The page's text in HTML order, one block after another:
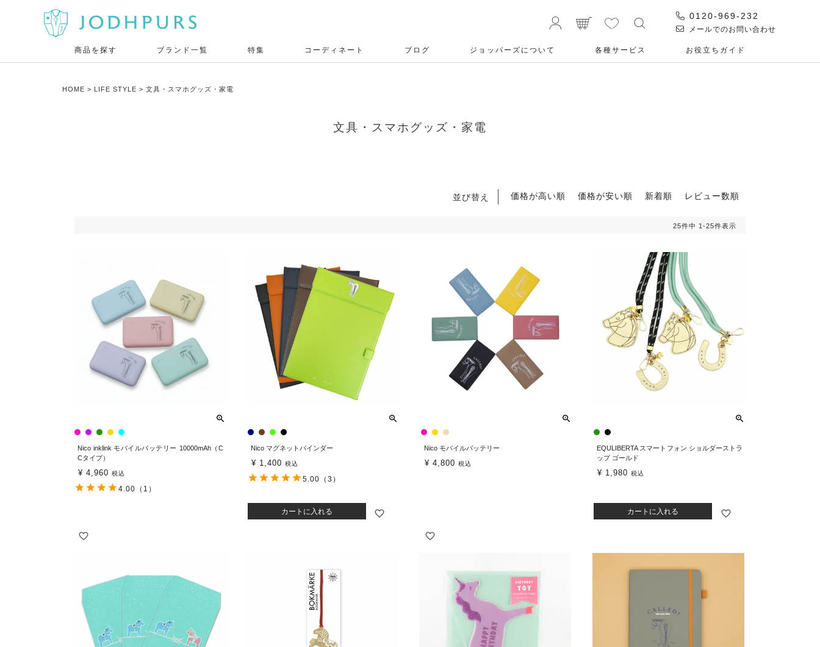
0120-969-232
メールでのお問い合わせ
商品を探す ブランド一覧 特集 コーディネート ブログ ジョッパーズについて 各種サービス お役⽴ちガイド
HOME LIFE STYLE 文具・スマホグッズ・家電
文具・スマホグッズ・家電
並び替え 価格が高い順 価格が安い順 新着順 レビュー数順
25件中 1 -25件表示
Nico inklink モバイルバッテリー 10000mAh（C
Cタイプ）
¥ 4,960 税込
4.00 （1）
Nico マグネットバインダー
¥ 1,400 税込
カートに入れる
5.00 （3）
Nico モバイルバッテリー
¥ 4,800 税込
EQULIBERTA スマートフォン ショルダーストラ
ップ ゴールド
¥ 1,980 税込
カートに入れる